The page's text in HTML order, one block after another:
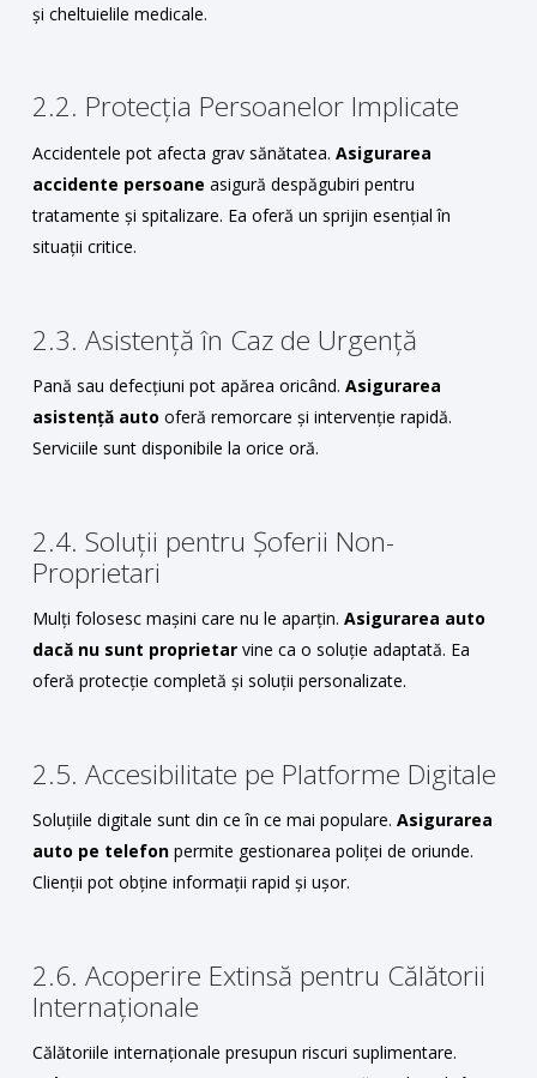
și cheltuielile medicale.
2.2. Protecția Persoanelor Implicate
Accidentele pot afecta grav sănătatea. Asigurarea
accidente persoane asigură despăgubiri pentru
tratamente și spitalizare. Ea oferă un sprijin esențial în
situații critice.
2.3. Asistență în Caz de Urgență
Pană sau defecțiuni pot apărea oricând. Asigurarea
asistență auto oferă remorcare și intervenție rapidă.
Serviciile sunt disponibile la orice oră.
2.4. Soluții pentru Șoferii Non-
Proprietari
Mulți folosesc mașini care nu le aparțin. Asigurarea auto
dacă nu sunt proprietarvine ca o soluție adaptată. Ea
oferă protecție completă și soluții personalizate.
2.5. Accesibilitate pe Platforme Digitale
Soluțiile digitale sunt din ce în ce mai populare. Asigurarea
auto pe telefonpermite gestionarea poliței de oriunde.
Clienții pot obține informații rapid și ușor.
2.6. Acoperire Extinsă pentru Călătorii
Internaționale
Călătoriile internaționale presupun riscuri suplimentare.